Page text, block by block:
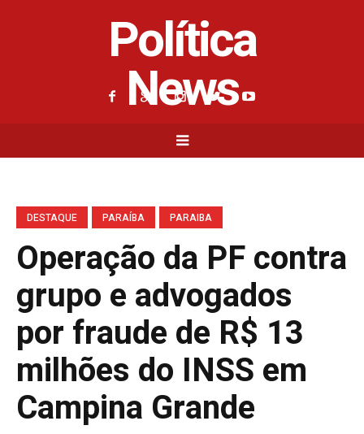
Política
News
DESTAQUE PARAÍBA PARAIBA
Operação da PF contra
grupo e advogados
por fraude de R$ 13
milhões do INSS em
Campina Grande